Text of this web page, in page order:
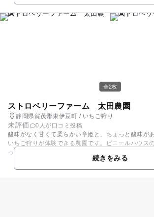
湯に浸かることもできます。
全2枚
ストロベリーファーム 太田農園
静岡県賀茂郡東伊豆町 / いちご狩り
未評価
0人が口コミ投稿
酸味がなく甘くて柔らかい章姫と、ちょっと酸味が
いちご狩りが体験できる農園です。ビニールハウス
っていける、高設栽培になっていて土もつかないの
おんぶでも腰をかがめず収穫が出来るのでママには助
室には南国のフルーツのバナナ等の実をつけている
続きをみる